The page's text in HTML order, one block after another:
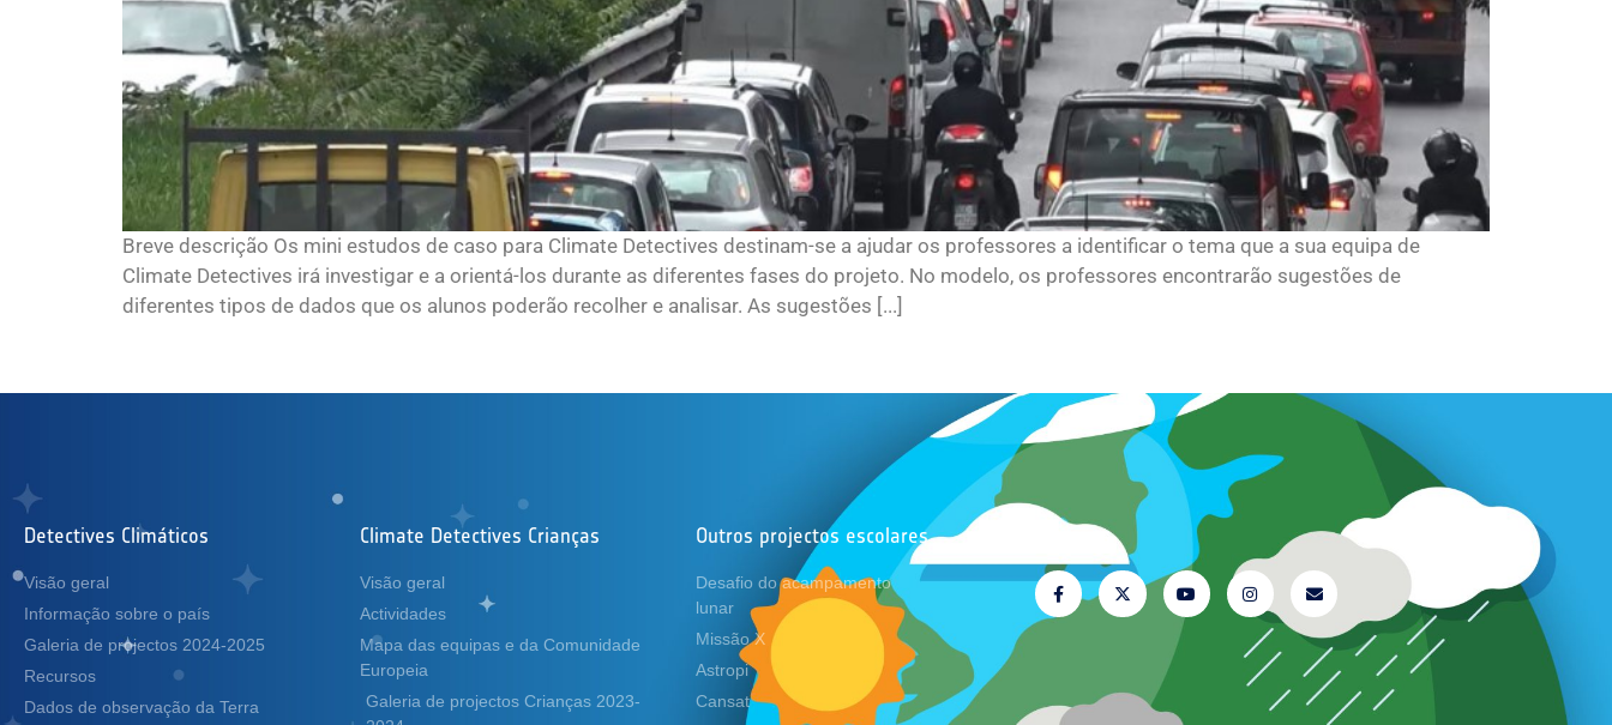
Breve descrição Os mini estudos de caso para Climate Detectives destinam-se a ajudar os professores a identificar o tema que a sua equipa de
Climate Detectives irá investigar e a orientá-los durante as diferentes fases do projeto. No modelo, os professores encontrarão sugestões de
diferentes tipos de dados que os alunos poderão recolher e analisar. As sugestões [...]
Detectives Climáticos
Visão geral
Informação sobre o país
Galeria de projectos 2024-2025
Recursos
Dados de observação da Terra
Climate Detectives Crianças
Visão geral
Actividades
Mapa das equipas e da Comunidade
Europeia
Galeria de projectos Crianças 2023-
Outros projectos escolares
Desafio do acampamento
lunar
Missão X
Astropi
Cansat
Siga-nos